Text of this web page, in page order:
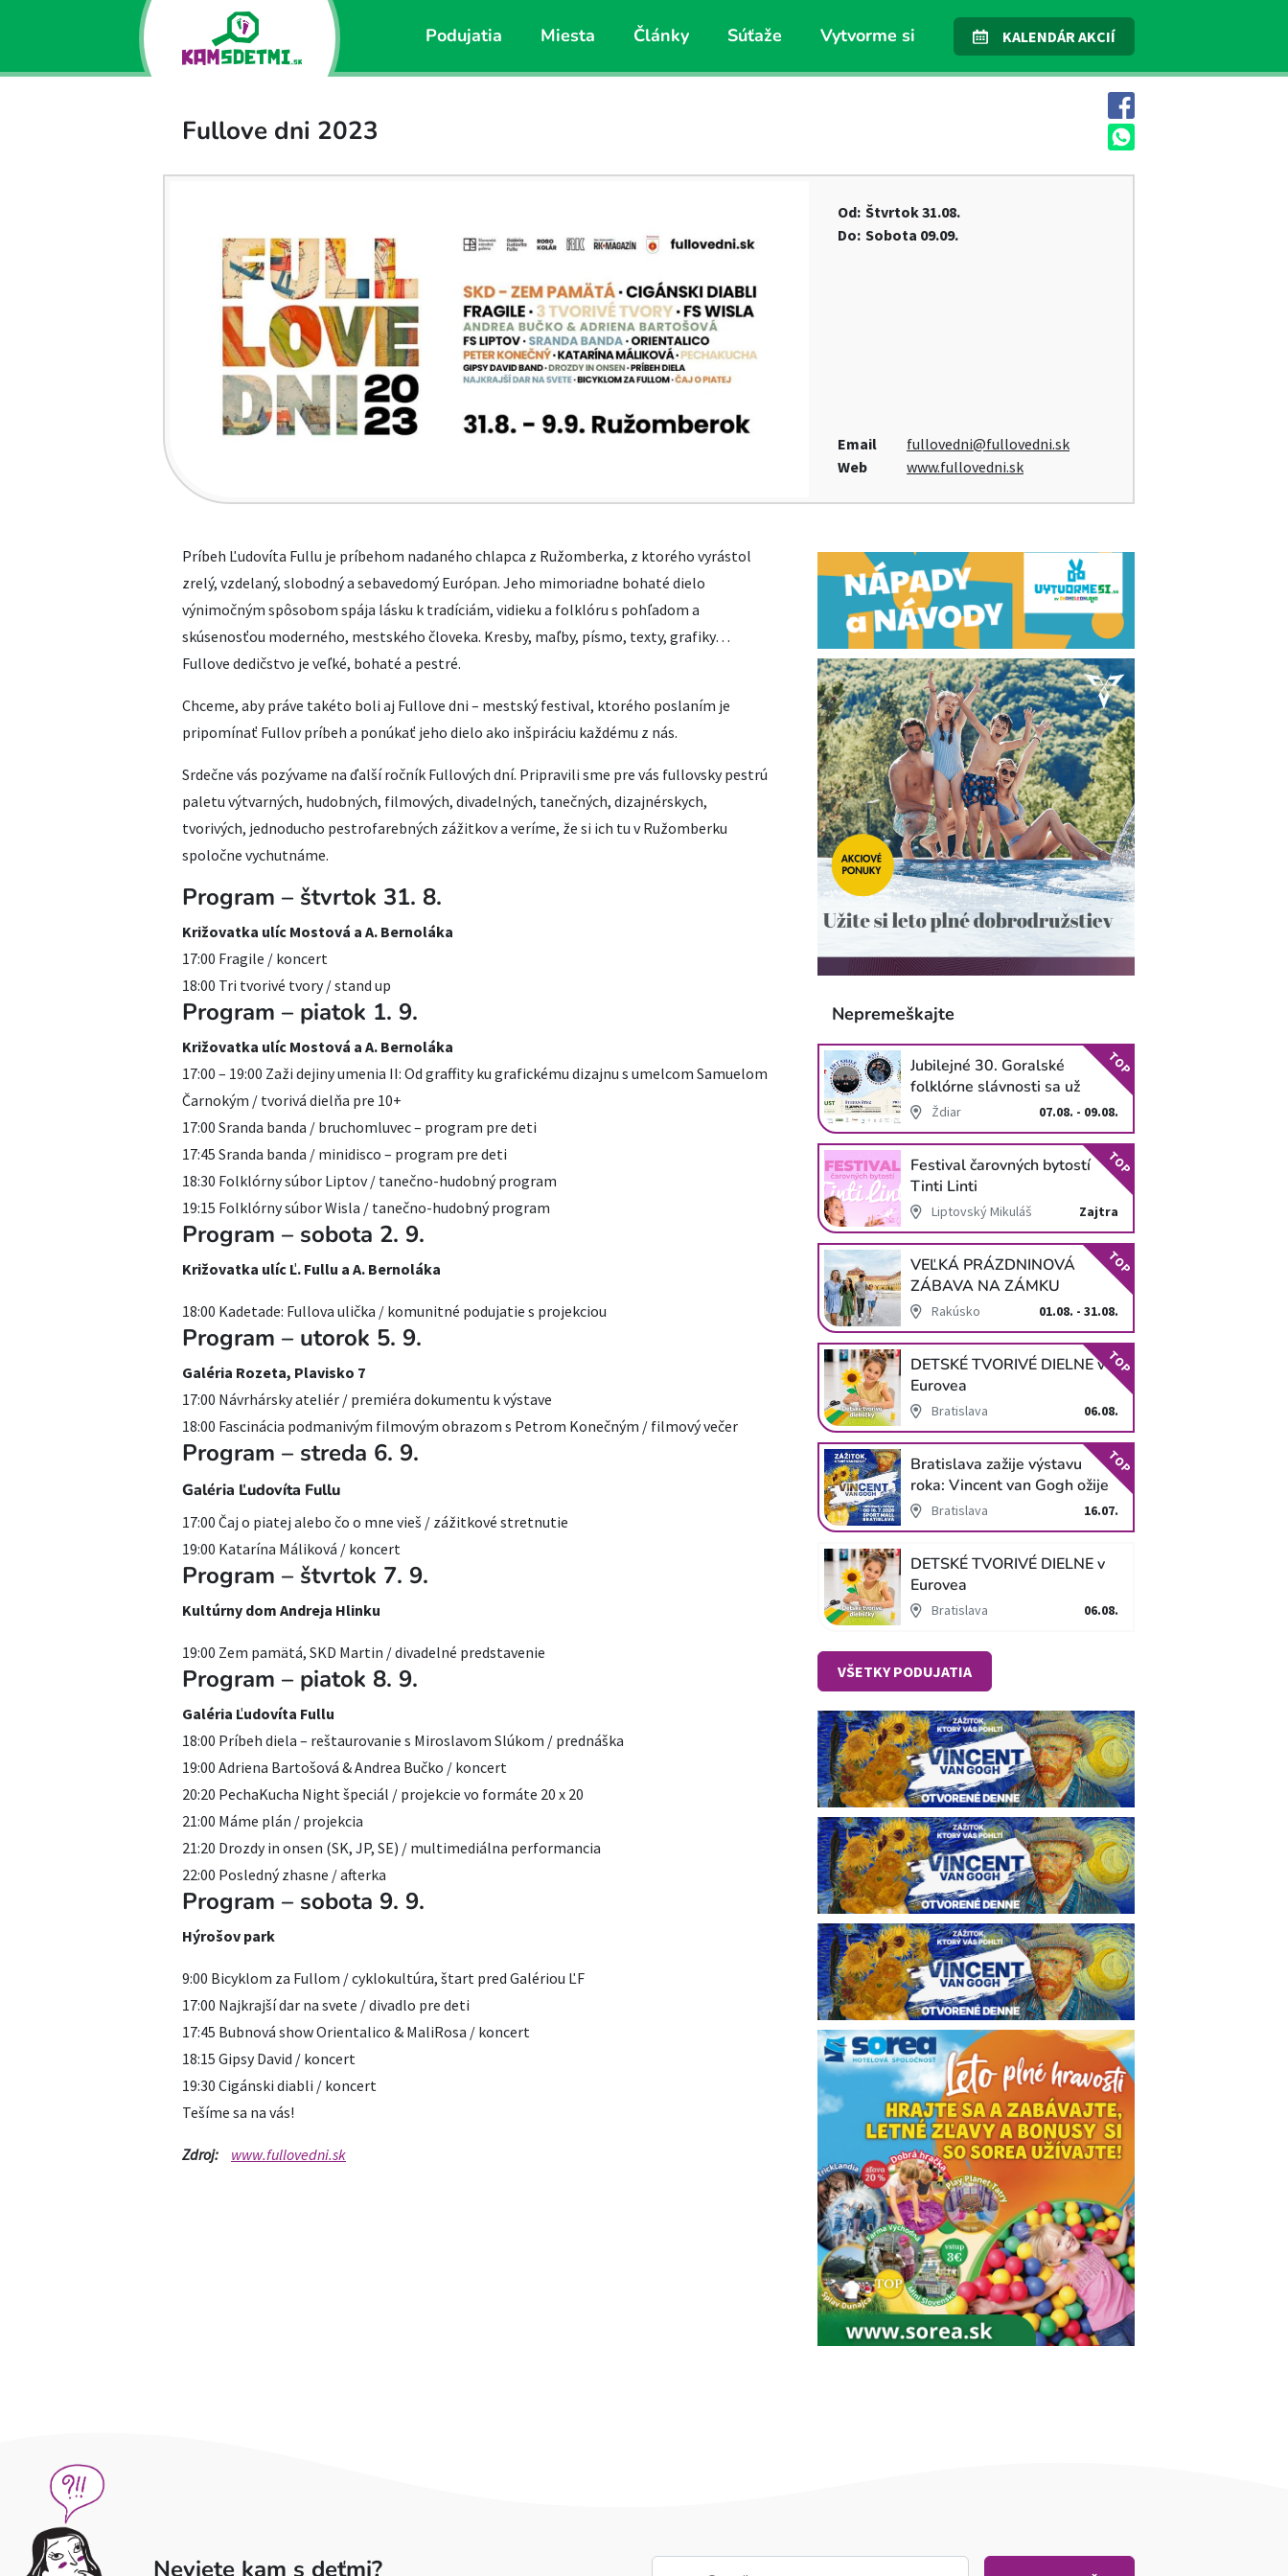
Podujatia Miesta Články Súťaže Vytvorme si KALENDÁR AKCIÍ
Fullove dni 2023
Od: Štvrtok31.08.
Do: Sobota 09.09.
Email
fullovedni@fullovedni.sk
Web
www.fullovedni.sk
Príbeh Ľudovíta Fullu je príbehom nadaného chlapca z Ružomberka, z ktorého vyrástol
zrelý, vzdelaný, slobodný a sebavedomý Európan. Jeho mimoriadne bohaté dielo
výnimočným spôsobom spája lásku k tradíciám, vidieku a folklóru s pohľadom a
skúsenosťou moderného, mestského človeka. Kresby, maľby, písmo, texty, grafiky…
Fullove dedičstvo je veľké, bohaté a pestré.
Chceme, aby práve takéto boli aj Fullove dni – mestský festival, ktorého poslaním je
pripomínať Fullov príbeh a ponúkať jeho dielo ako inšpiráciu každému z nás.
Srdečne vás pozývame na ďalší ročník Fullových dní. Pripravili sme pre vás fullovsky pestrú
paletu výtvarných, hudobných, filmových, divadelných, tanečných, dizajnérskych,
tvorivých, jednoducho pestrofarebných zážitkov a veríme, že si ich tu v Ružomberku
spoločne vychutnáme.
Program – štvrtok 31. 8.
Križovatka ulíc Mostová a A. Bernoláka
17:00 Fragile / koncert
18:00 Tri tvorivé tvory / stand up
Program – piatok 1. 9.
Križovatka ulíc Mostová a A. Bernoláka
17:00 – 19:00 Zaži dejiny umenia II: Od graffity ku grafickému dizajnu s umelcom Samuelom
Čarnokým / tvorivá dielňa pre 10+
17:00 Sranda banda / bruchomluvec – program pre deti
17:45 Sranda banda / minidisco – program pre deti
18:30 Folklórny súbor Liptov / tanečno-hudobný program
19:15 Folklórny súbor Wisla / tanečno-hudobný program
Program – sobota 2. 9.
Križovatka ulíc Ľ. Fullu a A. Bernoláka
18:00 Kadetade: Fullova ulička / komunitné podujatie s projekciou
Program – utorok 5. 9.
Galéria Rozeta, Plavisko 7
17:00 Návrhársky ateliér / premiéra dokumentu k výstave
18:00 Fascinácia podmanivým filmovým obrazom s Petrom Konečným / filmový večer
Program – streda 6. 9.
Galéria Ľudovíta Fullu
17:00 Čaj o piatej alebo čo o mne vieš / zážitkové stretnutie
19:00 Katarína Máliková / koncert
Program – štvrtok 7. 9.
Kultúrny dom Andreja Hlinku
19:00 Zem pamätá, SKD Martin / divadelné predstavenie
Program – piatok 8. 9.
Galéria Ľudovíta Fullu
18:00 Príbeh diela – reštaurovanie s Miroslavom Slúkom / prednáška
19:00 Adriena Bartošová & Andrea Bučko / koncert
20:20 PechaKucha Night špeciál / projekcie vo formáte 20 x 20
21:00 Máme plán / projekcia
21:20 Drozdy in onsen (SK, JP, SE) / multimediálna performancia
22:00 Posledný zhasne / afterka
Program – sobota 9. 9.
Hýrošov park
9:00 Bicyklom za Fullom / cyklokultúra, štart pred Galériou ĽF
17:00 Najkrajší dar na svete / divadlo pre deti
17:45 Bubnová show Orientalico & MaliRosa / koncert
18:15 Gipsy David / koncert
19:30 Cigánski diabli / koncert
Tešíme sa na vás!
Zdroj: www.fullovedni.sk
Nepremeškajte
Jubilejné 30. Goralské
folklórne slávnosti sa už
blížiaŽdiar 07.08. - 09.08.
TOP
Festival čarovných bytostí
Tinti Linti
Liptovský Mikuláš Zajtra
TOP
VEĽKÁ PRÁZDNINOVÁ
ZÁBAVA NA ZÁMKU
SCHLOSS HOF
Rakúsko 01.08. - 31.08.
TOP
DETSKÉ TVORIVÉ DIELNE v
Eurovea
Bratislava 06.08.
TOP
Bratislava zažije výstavu
roka: Vincent van Gogh ožije
v unikátnej imerzívnej šou!
Bratislava 16.07.
TOP
DETSKÉ TVORIVÉ DIELNE v
Eurovea
Bratislava 06.08.
VŠETKY PODUJATIA
Neviete kam s deťmi?